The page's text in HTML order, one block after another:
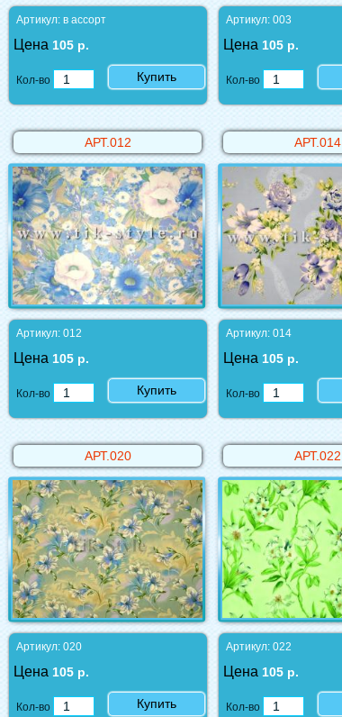
Артикул: в ассорт
Цена 105 р.
Кол-во Купить
Артикул: 003
Цена 105 р.
Кол-во
АРТ.012
Артикул: 012
Цена 105 р.
Кол-во Купить
АРТ.014
Артикул: 014
Цена 105 р.
Кол-во
АРТ.020
Артикул: 020
Цена 105 р.
Кол-во Купить
АРТ.022
Артикул: 022
Цена 105 р.
Кол-во